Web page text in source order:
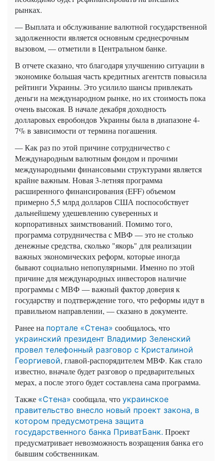
рынках.
— Выплата и обслуживание валютной государственной
задолженности является основным среднесрочным
вызовом, — отметили в Центральном банке.
В отчете сказано, что благодаря улучшению ситуации в
экономике большая часть кредитных агентств повысила
рейтинги Украины. Это усилило шансы привлекать
деньги на международном рынке, но их стоимость пока
очень высокая. В начале декабря доходность
долларовых евробондов Украины была в диапазоне 4-
7% в зависимости от термина погашения.
— Как раз по этой причине сотрудничество с
Международным валютным фондом и прочими
международными финансовыми структурами является
крайне важным. Новая 3-летняя программа
расширенного финансирования (EFF) объемом
примерно 5,5 млрд долларов США поспособствует
дальнейшему удешевлению суверенных и
корпоративных заимствований. Помимо того,
программа сотрудничества с МВФ — это не столько
денежные средства, сколько "якорь" для реализации
важных экономических реформ, которые иногда
бывают социально непопулярными. Именно по этой
причине для международных инвесторов наличие
программы с МВФ — важный фактор доверия к
государству и подтверждение того, что реформы идут в
правильном направлении, — сказано в документе.
Ранее на портале «Стена» сообщалось, что
украинский президент Владимир Зеленский
провел телефонный разговор с Кристалиной
Георгиевой, главой-распорядителем МВФ. Как стало
известно, вначале будет разговор о предварительных
мерах, а после этого будет составлена сама программа.
Также «Стена» сообщала, что украинское
правительство внесло новый проект закона, в
котором предусмотрена защита
государственного банка ПриватБанк. Проект
предусматривает невозможность возращения банка его
бывшим собственникам.